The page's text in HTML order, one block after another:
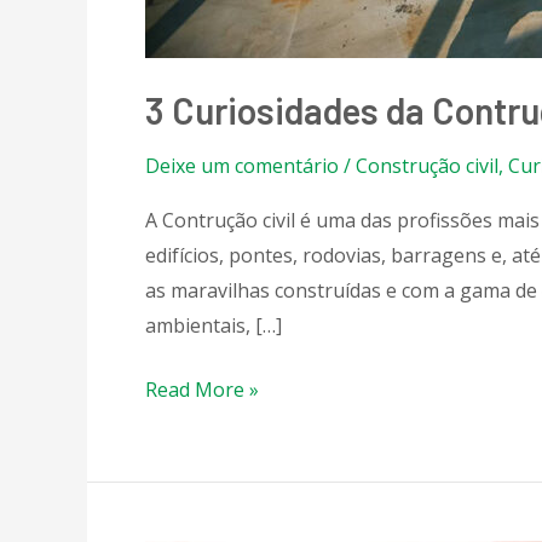
3 Curiosidades da
Deixe um comentário /Construção civil,
A Contrução civil é uma das profissões
edifícios, pontes, rodovias, barragens e,
as maravilhas construídas e com a gama
ambientais, […]
Read More »